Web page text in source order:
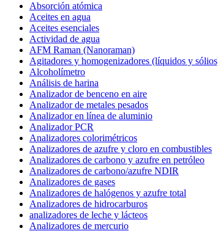
Absorción atómica
Aceites en agua
Aceites esenciales
Actividad de agua
AFM Raman (Nanoraman)
Agitadores y homogenizadores (líquidos y
Alcoholímetro
Análisis de harina
Analizador de benceno en aire
Analizador de metales pesados
Analizador en línea de aluminio
Analizador PCR
Analizadores colorimétricos
Analizadores de azufre y cloro en combustibles
Analizadores de carbono y azufre en petróleo
Analizadores de carbono/azufre NDIR
Analizadores de gases
Analizadores de halógenos y azufre total
Analizadores de hidrocarburos
analizadores de leche y lácteos
Analizadores de mercurio